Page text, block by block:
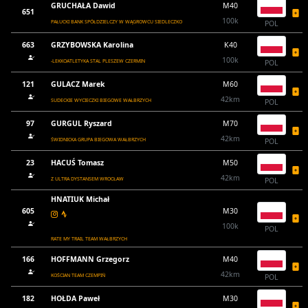
651
GRUCHAŁA Dawid
PAŁUCKI BANK SPÓŁDZIELCZY W WĄGROWCU SIEDLECZKO
M40
100k
POL
663 GRZYBOWSKA Karolina
-LEKKOATLETYKA STAL PLESZEW CZERMIN
K40
100k
POL
121 GULACZ Marek
SUDECKIE WYCIECZKI BIEGOWE WAŁBRZYCH
M60
42km
POL
97 GURGUL Ryszard
ŚWIDNICKA GRUPA BIEGOWA WAŁBRZYCH
M70
42km
POL
23 HACUŚ Tomasz
Z ULTRA DYSTANSEM WROCŁAW
M50
42km
POL
605
HNATIUK Michał
RATE MY TRAIL TEAM WAŁBRZYCH
M30
100k
POL
166 HOFFMANN Grzegorz
KOŚCIAN TEAM CZEMPIŃ
M40
42km
POL
182 HOŁDA Paweł
M30